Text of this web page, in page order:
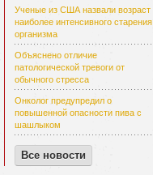
Ученые из США назвали возраст
наиболее интенсивного старения
организма
Объяснено отличие
патологической тревоги от
обычного стресса
Онколог предупредил о
повышенной опасности пива с
шашлыком
Все новости